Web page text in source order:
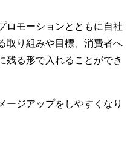
ロモーションとともに自社
取り組みや目標、消費者へ
残る形で入れることができ
ージアップをしやすくなり